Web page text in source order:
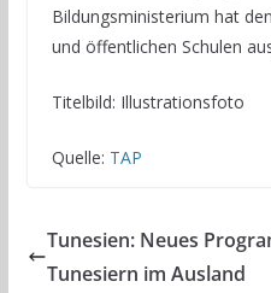
Bildungsministerium hat
und öffentlichen Schulen
Titelbild: Illustrationsfoto
Quelle: TAP
Tunesien: Neues
Tunesiern im Ausland